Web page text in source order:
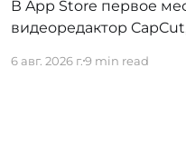
В App Store первое
видеоредактор
первого квартала. На
6 авг. 2026 г.9 min read